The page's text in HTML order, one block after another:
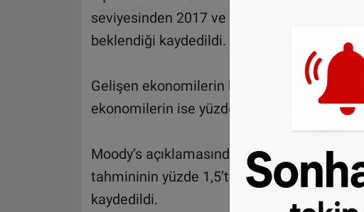
seviyesinden 2017 ve 2018 yıllarında
beklendiği kaydedildi.
Gelişen ekonomilerin bu yıl ekonomik
ekonomilerin ise yüzde 1,9 seviyesinde
Moody’s açıklamasında ayrıca Almanya
tahmininin yüzde 1,5’ten 1,6’ya, gelecek
kaydedildi.